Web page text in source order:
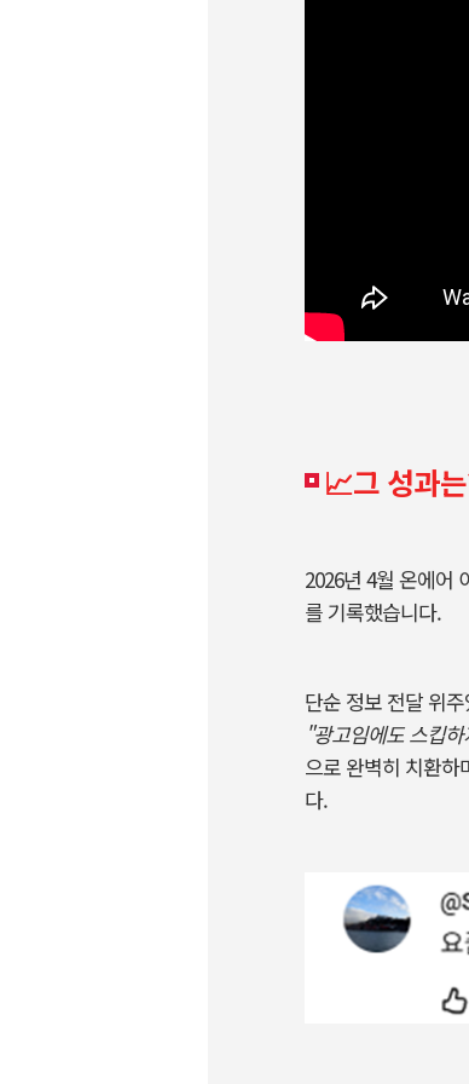
📈그 성과
2026년 4월 온에어
를 기록했습니다.
단순 정보 전달 위
"광고임에도 스킵
으로 완벽히 치환하
다.